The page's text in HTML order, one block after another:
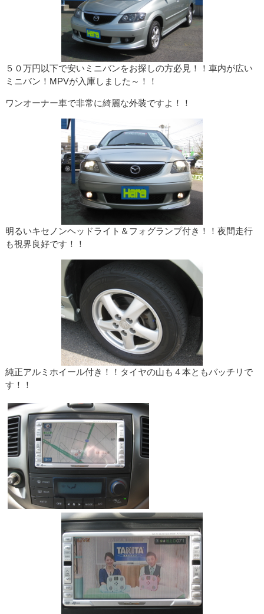
５０万円以下で安いミニバンをお探しの方必見！！車内が広い
ミニバン！MPVが入庫しました～！！
ワンオーナー車で非常に綺麗な外装ですよ！！
明るいキセノンヘッドライト＆フォグランプ付き！！夜間走行
も視界良好です！！
純正アルミホイール付き！！タイヤの山も４本ともバッチリで
す！！